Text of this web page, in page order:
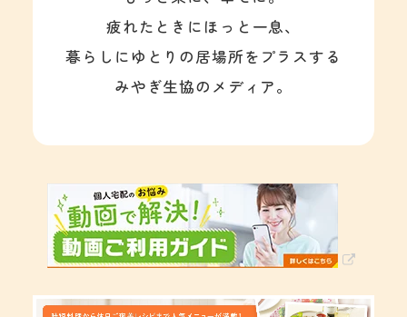
疲れたときにほっと一息、
暮らしにゆとりの居場所をプラスする
みやぎ生協のメディア。